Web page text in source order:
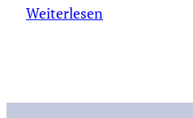
Weiterlesen